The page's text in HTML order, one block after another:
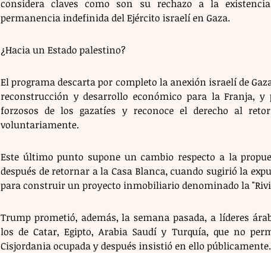
considera claves como son su rechazo a la
permanencia indefinida del Ejército israelí en Gaza.
¿Hacia un Estado palestino?
El programa descarta por completo la anexión israelí de
reconstrucción y desarrollo económico para la Franja, y
forzosos de los gazatíes y reconoce el derecho al
voluntariamente.
Este último punto supone un cambio respecto a la
después de retornar a la Casa Blanca, cuando sugirió la
para construir un proyecto inmobiliario denominado la
Trump prometió, además, la semana pasada, a líderes
los de Catar, Egipto, Arabia Saudí y Turquía, que no
Cisjordania ocupada y después insistió en ello públicamente.